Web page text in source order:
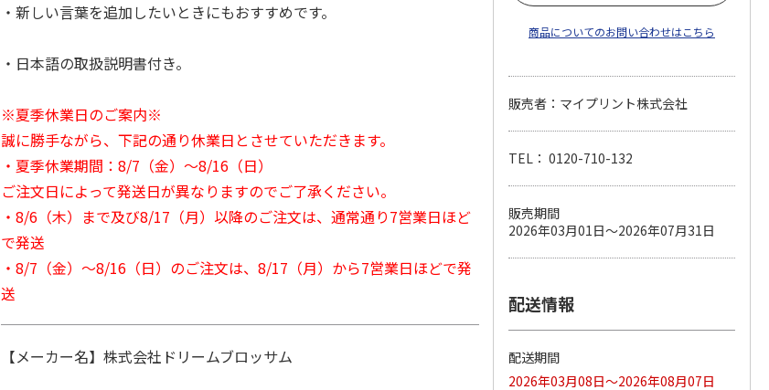
・新しい言葉を追加したいときにもおすすめです。
・日本語の取扱説明書付き。
※夏季休業日のご案内※
誠に勝手ながら、下記の通り休業日とさせていただきます。
・夏季休業期間：8/7（金）～8/16（日）
ご注文日によって発送日が異なりますのでご了承ください。
・8/6（木）まで及び8/17（月）以降のご注文は、通常通り7営業日ほど
で発送
・8/7（金）～8/16（日）のご注文は、8/17（月）から7営業日ほどで発
送
【メーカー名】株式会社ドリームブロッサム
商品についてのお問い合わせはこちら
販売者：マイプリント株式会社
TEL： 0120-710-132
販売期間
2026年03月01日～2026年07月31日
配送情報
配送期間
2026年03月08日～2026年08月07日